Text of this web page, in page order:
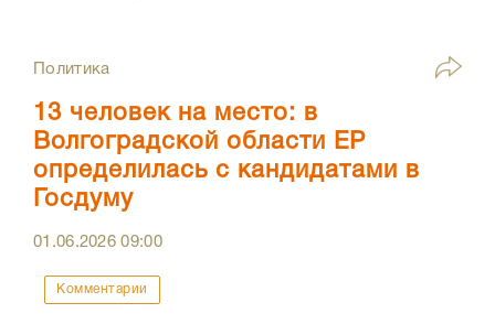
Политика
13 человек на место: в
Волгоградской области ЕР
определилась с кандидатами в
Госдуму
01.06.202609:00
Комментарии